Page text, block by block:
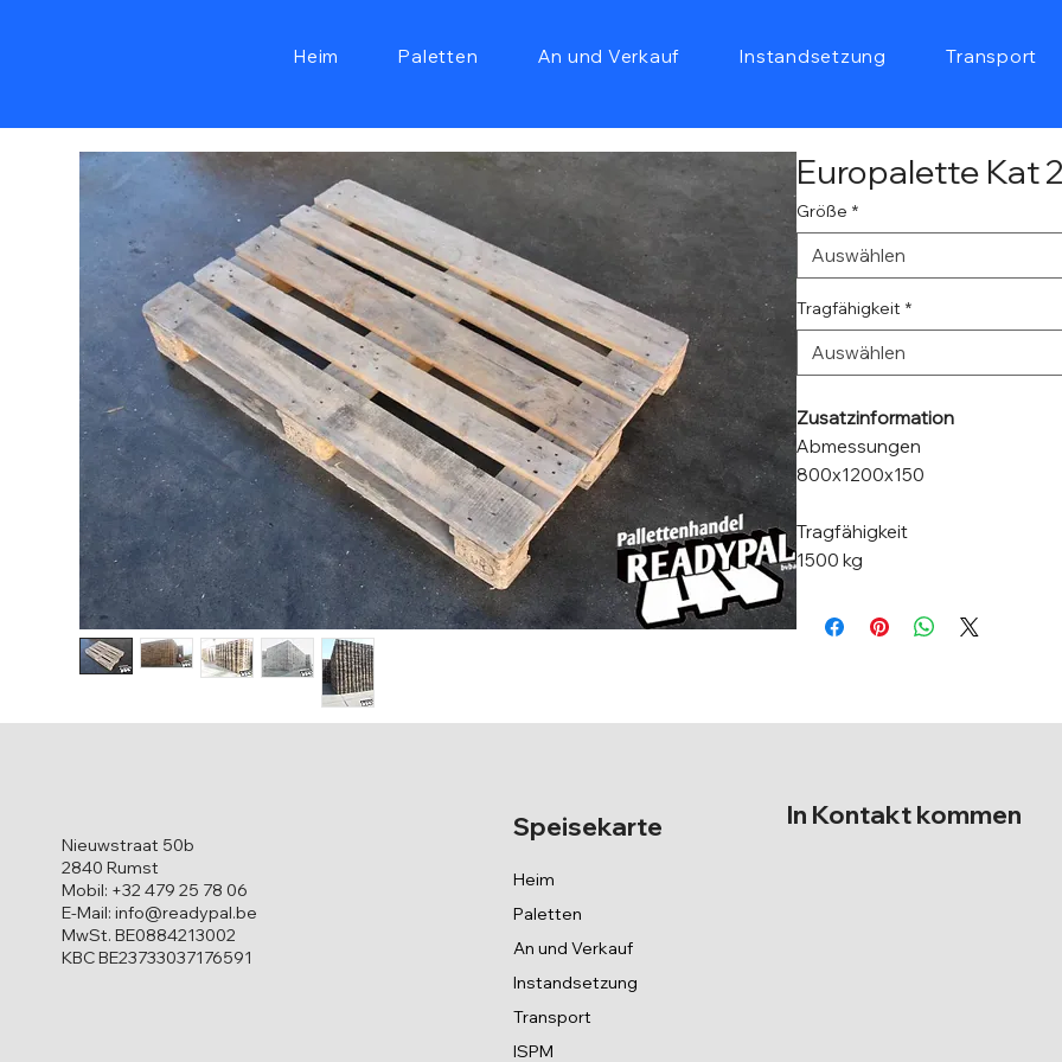
Heim Paletten An und Verkauf Instandsetzung Transport
Europalette Kat 2
Größe *
Auswählen
Tragfähigkeit *
Auswählen
Zusatzinformation
Abmessungen
800x1200x150
Tragfähigkeit
1500 kg
Nieuwstraat 50b
2840 Rumst
Mobil: +32 479 25 78 06
E-Mail: info@readypal.be
MwSt. BE0884213002
KBC BE23733037176591
Heim
Paletten
An und Verkauf
Instandsetzung
Transport
ISPM
Speisekarte In Kontakt kommen